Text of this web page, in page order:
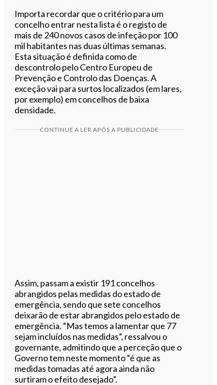
Importa recordar que o critério para um
concelho entrar nesta lista é o registo de
mais de 240 novos casos de infeção por 100
mil habitantes nas duas últimas semanas.
Esta situação é definida como de
descontrolo pelo Centro Europeu de
Prevenção e Controlo das Doenças. A
exceção vai para surtos localizados (em lares,
por exemplo) em concelhos de baixa
densidade.
CONTINUE A LER APÓS A PUBLICIDADE
Assim, passam a existir 191 concelhos
abrangidos pelas medidas do estado de
emergência, sendo que sete concelhos
deixarão de estar abrangidos pelo estado de
emergência. “Mas temos a lamentar que 77
sejam incluídos nas medidas”, ressalvou o
governante, admitindo que a perceção que o
Governo tem neste momento “é que as
medidas tomadas até agora ainda não
surtiram o efeito desejado”.